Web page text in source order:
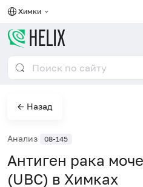
Химки
← Назад
Анализ 08-145
Антиген рака
(UBC) в Химках